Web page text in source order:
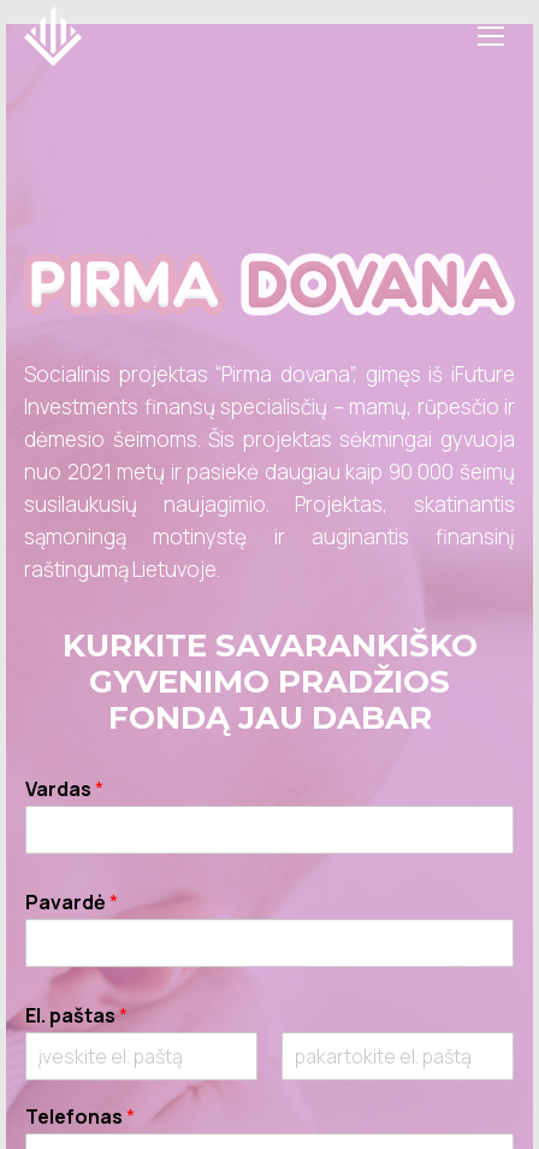
Socialinis projektas “Pirma dovana”, gimęs iš iFuture
Investments finansų specialisčių – mamų, rūpesčio ir
dėmesio šeimoms. Šis projektas sėkmingai gyvuoja
nuo 2021 metų ir pasiekė daugiau kaip 90 000 šeimų
susilaukusių naujagimio. Projektas, skatinantis
sąmoningą motinystę ir auginantis finansinį
raštingumą Lietuvoje.
KURKITE SAVARANKIŠKO
GYVENIMO PRADŽIOS
FONDĄ JAU DABAR
Vardas*
Pavardė*
El. paštas*
E
m
a
Telefonas*